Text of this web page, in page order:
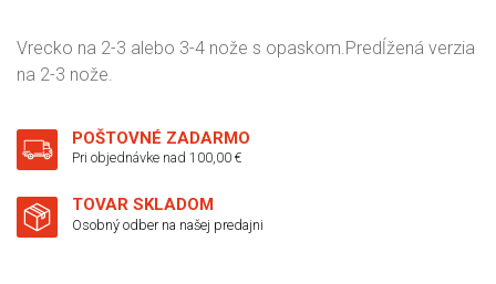
Vrecko na 2-3 alebo 3-4 nože s opaskom.Predĺžená verzia
na 2-3 nože.
POŠTOVNÉ ZADARMO
Pri objednávke nad 100,00 €
TOVAR SKLADOM
Osobný odber na našej predajni